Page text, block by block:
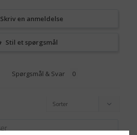
Skriv en anmeldelse
Stil et spørgsmål
Spørgsmål & Svar